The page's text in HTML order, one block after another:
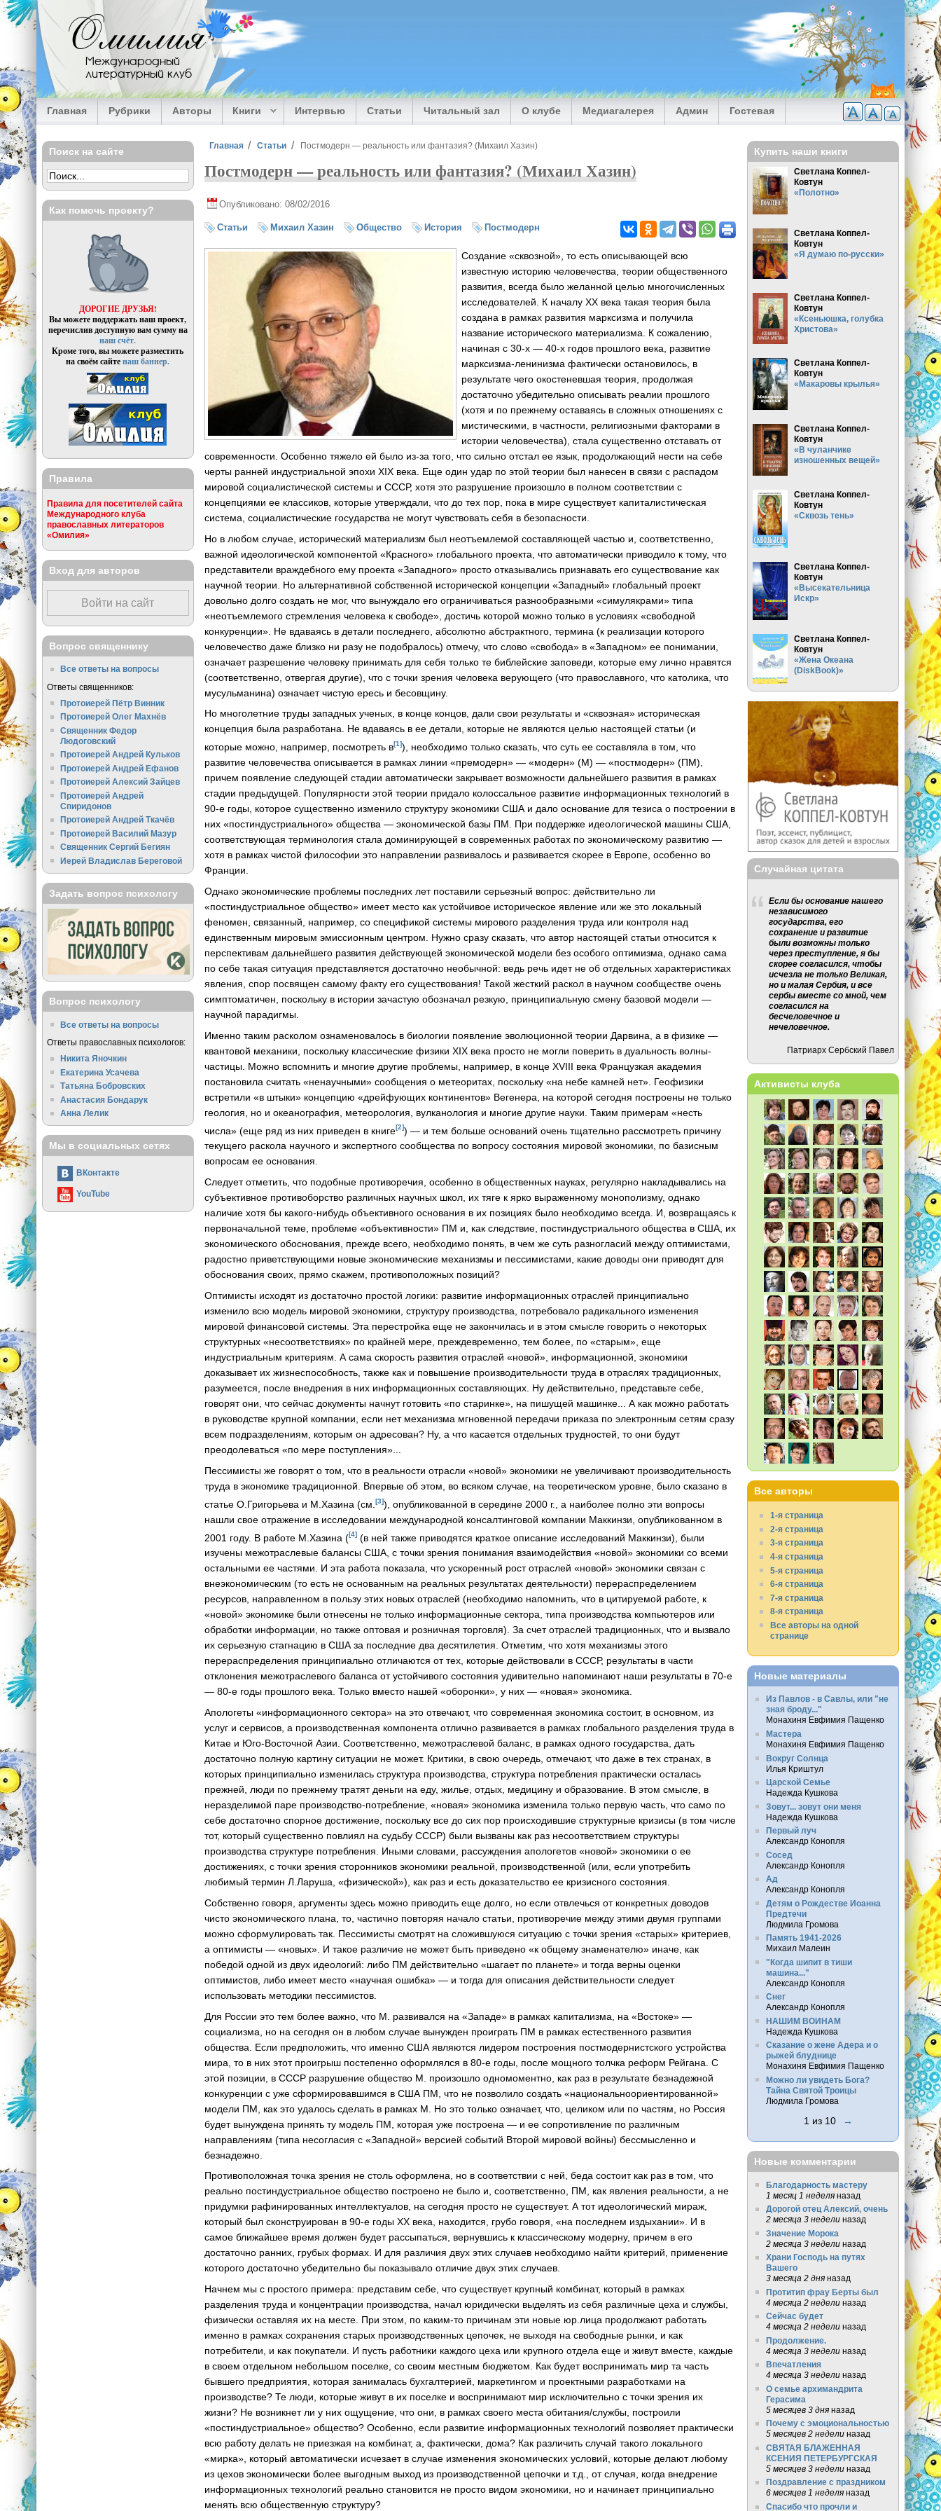
Перейти к основному содержанию
Омилия
Международный
литературный клуб
Главная Рубрики Авторы Книги Интервью Статьи Читальный зал О клубе Медиагалерея Админ Гостевая
Вы здесь
Главная Статьи Постмодерн — реальность или фантазия? (Михаил Хазин)
Постмодерн — реальность или фантазия? (Михаил Хазин)
Опубликовано: 08/02/2016
Статьи Михаил Хазин Общество История Постмодерн
Создание «сквозной», то есть описывающей всю
известную историю человечества, теории общественного
развития, всегда было желанной целью многочисленных
исследователей. К началу ХХ века такая теория была
создана в рамках развития марксизма и получила
название исторического материализма. К сожалению,
начиная с 30-х — 40-х годов прошлого века, развитие
марксизма-ленинизма фактически остановилось, в
результате чего окостеневшая теория, продолжая
достаточно убедительно описывать реалии прошлого
(хотя и по прежнему оставаясь в сложных отношениях с
мистическими, в частности, религиозными факторами в
истории человечества), стала существенно отставать от
современности. Особенно тяжело ей было из-за того, что сильно отстал ее язык, продолжающий нести на себе
черты ранней индустриальной эпохи XIX века. Еще один удар по этой теории был нанесен в связи с распадом
мировой социалистической системы и СССР, хотя это разрушение произошло в полном соответствии с
концепциями ее классиков, которые утверждали, что до тех пор, пока в мире существует капиталистическая
система, социалистические государства не могут чувствовать себя в безопасности.
Но в любом случае, исторический материализм был неотъемлемой составляющей частью и, соответственно,
важной идеологической компонентой «Красного» глобального проекта, что автоматически приводило к тому, что
представители враждебного ему проекта «Западного» просто отказывались признавать его существование как
научной теории. Но альтернативной собственной исторической концепции «Западный» глобальный проект
довольно долго создать не мог, что вынуждало его ограничиваться разнообразными «симулякрами» типа
«неотъемлемого стремления человека к свободе», достичь которой можно только в условиях «свободной
конкуренции». Не вдаваясь в детали последнего, абсолютно абстрактного, термина (к реализации которого
человечество даже близко ни разу не подобралось) отмечу, что слово «свобода» в «Западном» ее понимании,
означает разрешение человеку принимать для себя только те библейские заповеди, которые ему лично нравятся
(соответственно, отвергая другие), что с точки зрения человека верующего (что православного, что католика, что
мусульманина) означает чистую ересь и бесовщину.
Но многолетние труды западных ученых, в конце концов, дали свои результаты и «сквозная» историческая
концепция была разработана. Не вдаваясь в ее детали, которые не являются целью настоящей статьи (и
которые можно, например, посмотреть в[1]), необходимо только сказать, что суть ее составляла в том, что
развитие человечества описывается в рамках линии «премодерн» — «модерн» (М) — «постмодерн» (ПМ),
причем появление следующей стадии автоматически закрывает возможности дальнейшего развития в рамках
стадии предыдущей. Популярности этой теории придало колоссальное развитие информационных технологий в
90-е годы, которое существенно изменило структуру экономики США и дало основание для тезиса о построении в
них «постиндустриального» общества — экономической базы ПМ. При поддержке идеологической машины США,
соответствующая терминология стала доминирующей в современных работах по экономическому развитию —
хотя в рамках чистой философии это направлении развивалось и развивается скорее в Европе, особенно во
Франции.
Однако экономические проблемы последних лет поставили серьезный вопрос: действительно ли
«постиндустриальное общество» имеет место как устойчивое историческое явление или же это локальный
феномен, связанный, например, со спецификой системы мирового разделения труда или контроля над
единственным мировым эмиссионным центром. Нужно сразу сказать, что автор настоящей статьи относится к
перспективам дальнейшего развития действующей экономической модели без особого оптимизма, однако сама
по себе такая ситуация представляется достаточно необычной: ведь речь идет не об отдельных характеристиках
явления, спор посвящен самому факту его существования! Такой жесткий раскол в научном сообществе очень
симптоматичен, поскольку в истории зачастую обозначал резкую, принципиальную смену базовой модели —
научной парадигмы.
Именно таким расколом ознаменовалось в биологии появление эволюционной теории Дарвина, а в физике —
квантовой механики, поскольку классические физики XIX века просто не могли поверить в дуальность волны-
частицы. Можно вспомнить и многие другие проблемы, например, в конце XVIII века Французкая академия
постановила считать «ненаучными» сообщения о метеоритах, поскольку «на небе камней нет». Геофизики
встретили «в штыки» концепцию «дрейфующих континентов» Вегенера, на которой сегодня построены не только
геология, но и океанография, метеорология, вулканология и многие другие науки. Таким примерам «несть
числа» (еще ряд из них приведен в книге[2]) — и тем больше оснований очень тщательно рассмотреть причину
текущего раскола научного и экспертного сообщества по вопросу состояния мировой экономики, по базисным
вопросам ее основания.
Следует отметить, что подобные противоречия, особенно в общественных науках, регулярно накладывались на
субъективное противоборство различных научных школ, их тяге к ярко выраженному монополизму, однако
наличие хотя бы какого-нибудь объективного основания в их позициях было необходимо всегда. И, возвращаясь к
первоначальной теме, проблеме «объективности» ПМ и, как следствие, постиндустриального общества в США, их
экономического обоснования, прежде всего, необходимо понять, в чем же суть разногласий между оптимистами,
радостно приветствующими новые экономические механизмы и пессимистами, какие доводы они приводят для
обоснования своих, прямо скажем, противоположных позиций?
Оптимисты исходят из достаточно простой логики: развитие информационных отраслей принципиально
изменило всю модель мировой экономики, структуру производства, потребовало радикального изменения
мировой финансовой системы. Эта перестройка еще не закончилась и в этом смысле говорить о некоторых
структурных «несоответствиях» по крайней мере, преждевременно, тем более, по «старым», еще
индустриальным критериям. А сама скорость развития отраслей «новой», информационной, экономики
доказывает их жизнеспособность, также как и повышение производительности труда в отраслях традиционных,
разумеется, после внедрения в них информационных составляющих. Ну действительно, представьте себе,
говорят они, что сейчас документы начнут готовить «по старинке», на пишущей машинке... А как можно работать
в руководстве крупной компании, если нет механизма мгновенной передачи приказа по электронным сетям сразу
всем подразделениям, которым он адресован? Ну, а что касается отдельных трудностей, то они будут
преодолеваться «по мере поступления»...
Пессимисты же говорят о том, что в реальности отрасли «новой» экономики не увеличивают производительность
труда в экономике традиционной. Впервые об этом, во всяком случае, на теоретическом уровне, было сказано в
статье О.Григорьева и М.Хазина (см.[3]), опубликованной в середине 2000 г., а наиболее полно эти вопросы
нашли свое отражение в исследовании международной консалтинговой компании Маккинзи, опубликованном в
2001 году. В работе М.Хазина ([4] (в ней также приводятся краткое описание исследований Маккинзи), были
изучены межотраслевые балансы США, с точки зрения понимания взаимодействия «новой» экономики со всеми
остальными ее частями. И эта работа показала, что ускоренный рост отраслей «новой» экономики связан с
внеэкономическим (то есть не основанным на реальных результатах деятельности) перераспределением
ресурсов, направленном в пользу этих новых отраслей (необходимо напомнить, что в цитируемой работе, к
«новой» экономике были отнесены не только информационные сектора, типа производства компьютеров или
обработки информации, но также оптовая и розничная торговля). За счет отраслей традиционных, что и вызвало
их серьезную стагнацию в США за последние два десятилетия. Отметим, что хотя механизмы этого
перераспределения принципиально отличаются от тех, которые действовали в СССР, результаты в части
отклонения межотраслевого баланса от устойчивого состояния удивительно напоминают наши результаты в 70-е
— 80-е годы прошлого века. Только вместо нашей «оборонки», у них — «новая» экономика.
Апологеты «информационного сектора» на это отвечают, что современная экономика состоит, в основном, из
услуг и сервисов, а производственная компонента отлично развивается в рамках глобального разделения труда в
Китае и Юго-Восточной Азии. Соответственно, межотраслевой баланс, в рамках одного государства, дать
достаточно полную картину ситуации не может. Критики, в свою очередь, отмечают, что даже в тех странах, в
которых принципиально изменилась структура производства, структура потребления практически осталась
прежней, люди по прежнему тратят деньги на еду, жилье, отдых, медицину и образование. В этом смысле, в
неразделимой паре производство-потребление, «новая» экономика изменила только первую часть, что само по
себе достаточно спорное достижение, поскольку все до сих пор происходившие структурные кризисы (в том числе
тот, который существенно повлиял на судьбу СССР) были вызваны как раз несоответствием структуры
производства структуре потребления. Иными словами, рассуждения апологетов «новой» экономики о ее
достижениях, с точки зрения сторонников экономики реальной, производственной (или, если употребить
любимый термин Л.Ларуша, «физической»), как раз и есть доказательство ее кризисного состояния.
Собственно говоря, аргументы здесь можно приводить еще долго, но если отвлечься от конкретных доводов
чисто экономического плана, то, частично повторяя начало статьи, противоречие между этими двумя группами
можно сформулировать так. Пессимисты смотрят на сложившуюся ситуацию с точки зрения «старых» критериев,
а оптимисты — «новых». И такое различие не может быть приведено «к общему знаменателю» иначе, как
победой одной из двух идеологий: либо ПМ действительно «шагает по планете» и тогда верны оценки
оптимистов, либо имеет место «научная ошибка» — и тогда для описания действительности следует
использовать методики пессимистов.
Для России это тем более важно, что М. развивался на «Западе» в рамках капитализма, на «Востоке» —
социализма, но на сегодня он в любом случае вынужден проиграть ПМ в рамках естественного развития
общества. Если предположить, что именно США являются лидером построения постмодернистского устройства
мира, то в них этот проигрыш постепенно оформлялся в 80-е годы, после мощного толчка реформ Рейгана. С
этой позиции, в СССР разрушение общество М. произошло одномоментно, как раз в результате безнадежной
конкуренции с уже сформировавшимся в США ПМ, что не позволило создать «национальноориентированной»
модели ПМ, как это удалось сделать в рамках М. Но это только означает, что, целиком или по частям, но Россия
будет вынуждена принять ту модель ПМ, которая уже построена — и ее сопротивление по различным
направлениям (типа несогласия с «Западной» версией событий Второй мировой войны) бессмысленно и
безнадежно.
Противоположная точка зрения не столь оформлена, но в соответствии с ней, беда состоит как раз в том, что
реально постиндустриальное общество построено не было и, соответственно, ПМ, как явления реальности, а не
придумки рафинированных интеллектуалов, на сегодня просто не существует. А тот идеологический мираж,
который был сконструирован в 90-е годы XX века, находится, грубо говоря, «на последнем издыхании». И в
самое ближайшее время должен будет рассыпаться, вернувшись к классическому модерну, причем в его
достаточно ранних, грубых формах. И для различия двух этих случаев необходимо найти критерий, применение
которого достаточно убедительно бы показывало отличие двух этих случаев.
Начнем мы с простого примера: представим себе, что существует крупный комбинат, который в рамках
разделения труда и концентрации производства, начал юридически выделять из себя различные цеха и службы,
физически оставляя их на месте. При этом, по каким-то причинам эти новые юр.лица продолжают работать
именно в рамках сохранения старых производственных цепочек, не выходя на свободные рынки, и как
потребители, и как покупатели. И пусть работники каждого цеха или крупного отдела еще и живут вместе, каждые
в своем отдельном небольшом поселке, со своим местным бюджетом. Как будет воспринимать мир та часть
бывшего предприятия, которая занималась бухгалтерией, маркетингом и проектными разработками на
производстве? Те люди, которые живут в их поселке и воспринимают мир исключительно с точки зрения их
жизни? Не возникнет ли у них ощущение, что они, в рамках своего места обитания/службы, построили
«постиндустриальное» общество? Особенно, если развитие информационных технологий позволяет практически
всю работу делать не приезжая на комбинат, а, фактически, дома? Как различить случай такого локального
«мирка», который автоматически исчезает в случае изменения экономических условий, которые делают любому
из цехов экономически более выгодным выход из производственной цепочки и т.д., от случая, когда внедрение
информационных технологий реально становится не просто видом экономики, но и начинает принципиально
менять всю общественную структуру?
Поиск на сайте
Как помочь проекту?
ДОРОГИЕ ДРУЗЬЯ!
Вы можете поддержать наш проект,
перечислив доступную вам сумму на
наш счёт.
Кроме того, вы можете разместить
на своём сайтенаш баннер.
Правила
Правила для посетителей сайта
Международного клуба
православных литераторов
«Омилия»
Вход для авторов
Войти на сайт
Вопрос священнику
Все ответы на вопросы
Ответы священников:
Протоиерей Пётр Винник
Протоиерей Олег Махнёв
Священник Федор
Людоговский
Протоиерей Андрей Кульков
Протоиерей Андрей Ефанов
Протоиерей Алексий Зайцев
Протоиерей Андрей
Спиридонов
Протоиерей Андрей Ткачёв
Протоиерей Василий Мазур
Священник Сергий Бегиян
Иерей Владислав Береговой
Задать вопрос психологу
Вопрос психологу
Все ответы на вопросы
Ответы православных психологов:
Никита Яночкин
Екатерина Усачева
Татьяна Бобровских
Анастасия Бондарук
Анна Лелик
Мы в социальных сетях
ВКонтакте
YouTube
Купить наши книги
Светлана Коппел-
Ковтун
«Полотно»
Светлана Коппел-
Ковтун
«Я думаю по-русски»
Светлана Коппел-
Ковтун
«Ксеньюшка, голубка
Христова»
Светлана Коппел-
Ковтун
«Макаровы крылья»
Светлана Коппел-
Ковтун
«В чуланчике
изношенных вещей»
Светлана Коппел-
Ковтун
«Сквозь тень»
Светлана Коппел-
Ковтун
«Высекательница
Искр»
Светлана Коппел-
Ковтун
«Жена Океана
(DiskBook)»
Случайная цитата
Если бы основание нашего
независимого
государства, его
сохранение и развитие
были возможны только
через преступление, я бы
скорее согласился, чтобы
исчезла не только Великая,
но и малая Сербия, и все
сербы вместе со мной, чем
согласился на
бесчеловечное и
нечеловечное.
Патриарх Сербский Павел
Активисты клуба
Все авторы
1-я страница
2-я страница
3-я страница
4-я страница
5-я страница
6-я страница
7-я страница
8-я страница
Все авторы на одной
странице
Новые материалы
Из Павлов - в Савлы, или "не
зная броду..."
Монахиня Евфимия Пащенко
Мастера
Монахиня Евфимия Пащенко
Вокруг Солнца
Илья Криштул
Царской Семье
Надежда Кушкова
Зовут... зовут они меня
Надежда Кушкова
Первый луч
Александр Конопля
Сосед
Александр Конопля
Ад
Александр Конопля
Детям о Рождестве Иоанна
Предтечи
Людмила Громова
Память 1941-2026
Михаил Малеин
"Когда шипит в тиши
машина..."
Александр Конопля
Снег
Александр Конопля
НАШИМ ВОИНАМ
Надежда Кушкова
Сказание о жене Адера и о
рыжей блуднице
Монахиня Евфимия Пащенко
Можно ли увидеть Бога?
Тайна Святой Троицы
Людмила Громова
1 из 10 →
Новые комментарии
Благодарность мастеру
1 месяц 1 неделяназад
Дорогой отец Алексий, очень
2 месяца 3 неделиназад
Значение Морока
2 месяца 3 неделиназад
Храни Господь на путях
Вашего
3 месяца 2 дняназад
Протитип фрау Берты был
4 месяца 2 неделиназад
Сейчас будет
4 месяца 2 неделиназад
Продолжение.
4 месяца 3 неделиназад
Впечатления
4 месяца 3 неделиназад
О семье архимандрита
Герасима
5 месяцев 3 дняназад
Почему с эмоциональностью
5 месяцев 2 неделиназад
СВЯТАЯ БЛАЖЕННАЯ
КСЕНИЯ ПЕТЕРБУРГСКАЯ
5 месяцев 3 неделиназад
Поздравление с праздником
6 месяцев 1 неделяназад
Спасибо что прочли и